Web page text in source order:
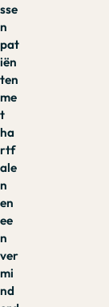
sse
n
pat
iën
ten
me
t
ha
rtf
ale
n
en
ee
n
ver
mi
nd